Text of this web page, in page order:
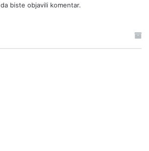
da biste objavili komentar.